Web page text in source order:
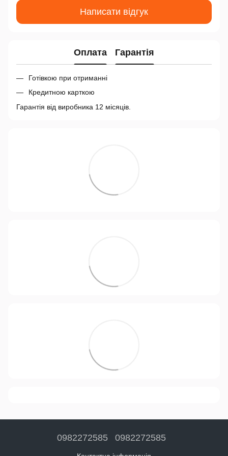
Написати відгук
Оплата Гарантія
Готівкою при отриманні
Кредитною карткою
Гарантія від виробника 12 місяців.
0982272585 0982272585